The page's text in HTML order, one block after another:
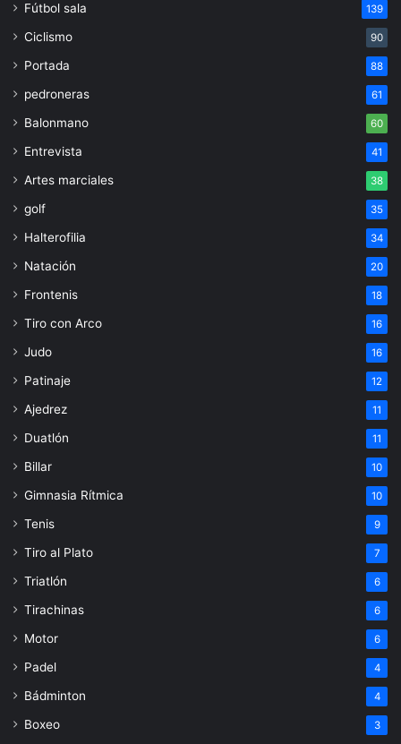
Fútbol sala 139
Ciclismo 90
Portada 88
pedroneras 61
Balonmano 60
Entrevista 41
Artes marciales 38
golf 35
Halterofilia 34
Natación 20
Frontenis 18
Tiro con Arco 16
Judo 16
Patinaje 12
Ajedrez 11
Duatlón 11
Billar 10
Gimnasia Rítmica 10
Tenis 9
Tiro al Plato 7
Triatlón 6
Tirachinas 6
Motor 6
Padel 4
Bádminton 4
Boxeo 3